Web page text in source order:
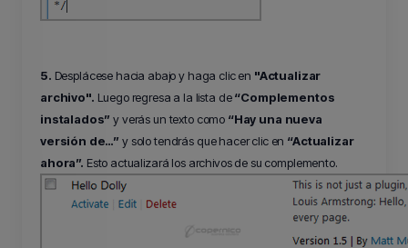
5. Desplácese hacia abajo y haga clic en "Actualizar
archivo". Luego regresa a la lista de“Complementos
instalados” y verás un texto como “Hay una nueva
versión de…”y solo tendrás que hacer clic en “Actualizar
ahora”. Esto actualizará los archivos de su complemento.